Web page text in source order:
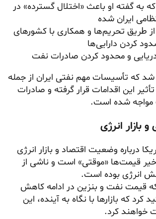
به گفته او باعث «اختلال گسترده» در
ایران شده
طریق تحریم‌ها و همکاری با کشورهای
کردن دارایی‌ها
و محدود کردن صادرات نفت
که تأسیسات مهم نفتی ایران از جمله
این اقدامات قرار گرفته و صادرات
مواجه شده است.
بازار انرژی
درباره وضعیت اقتصاد و بازار انرژی
قیمت‌ها «موقتی» است و ناشی از
انرژی بوده است.
قیمت نفت و بنزین در ادامه کاهش
کرد که بازارها با نگاه به آینده، این
خواهند کرد.